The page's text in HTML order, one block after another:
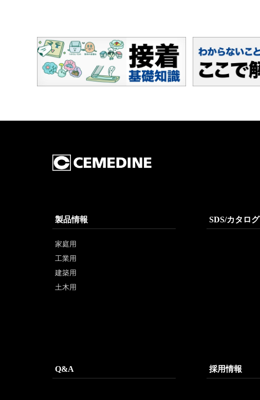
製品情報
家庭用
工業用
建築用
土木用
SDS/カタログ
Q&A 採用情報